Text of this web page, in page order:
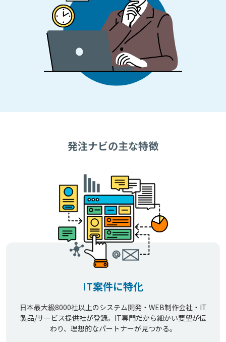
発注ナビの主な特徴
IT案件に特化
日本最大級8000社以上のシステム開発・WEB制作会社・IT
製品/サービス提供社が登録。IT専門だから細かい要望が伝
わり、理想的なパートナーが見つかる。